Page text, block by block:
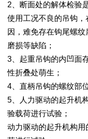
2、断面处的解体检验
使用工况不良的吊钩
因，难免存在钩尾螺
磨损等缺陷；
3、起重吊钩的内凹面
性折叠处萌生；
4、直柄吊钩的螺纹部
5、人力驱动的起升机
验载荷进行试验；
动力驱动的起升机构